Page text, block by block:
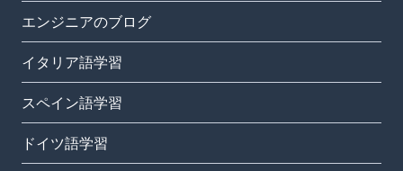
エンジニアのブログ
イタリア語学習
スペイン語学習
ドイツ語学習